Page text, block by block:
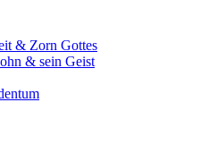
& Zorn Gottes
& sein Geist